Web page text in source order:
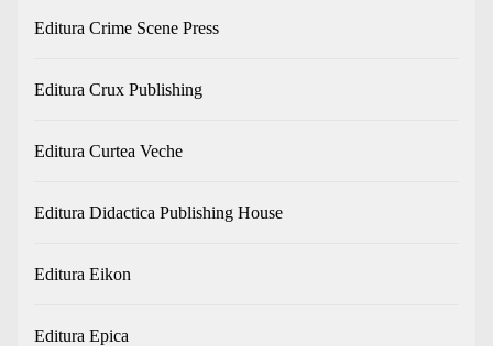
Editura Crime Scene Press
Editura Crux Publishing
Editura Curtea Veche
Editura Didactica Publishing House
Editura Eikon
Editura Epica